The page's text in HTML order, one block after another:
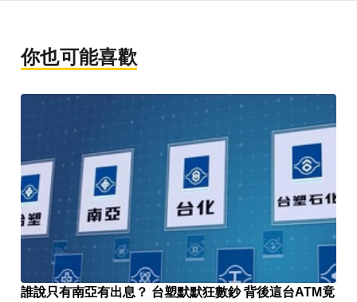
你也可能喜歡
誰說只有南亞有出息？ 台塑默默狂數鈔 背後這台ATM竟